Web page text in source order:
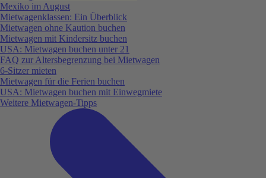
Mexiko im August
Mietwagenklassen: Ein Überblick
Mietwagen ohne Kaution buchen
Mietwagen mit Kindersitz buchen
USA: Mietwagen buchen unter 21
FAQ zur Altersbegrenzung bei Mietwagen
6-Sitzer mieten
Mietwagen für die Ferien buchen
USA: Mietwagen buchen mit Einwegmiete
Weitere Mietwagen-Tipps